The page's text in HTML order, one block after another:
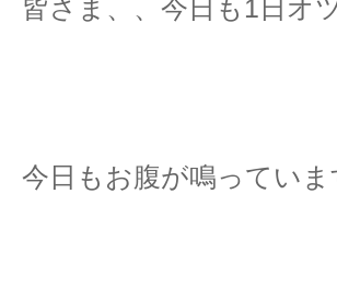
皆さま、、今日も1日オ
今日もお腹が鳴ってい